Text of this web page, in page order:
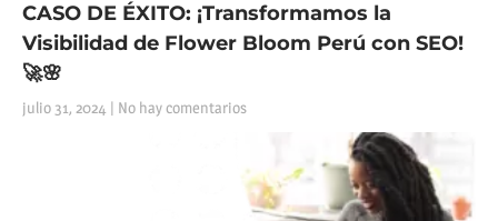
CASO DE ÉXITO: ¡Transformamos la
Visibilidad de Flower Bloom Perú con SEO!
🚀🌸
julio 31, 2024 No hay comentarios